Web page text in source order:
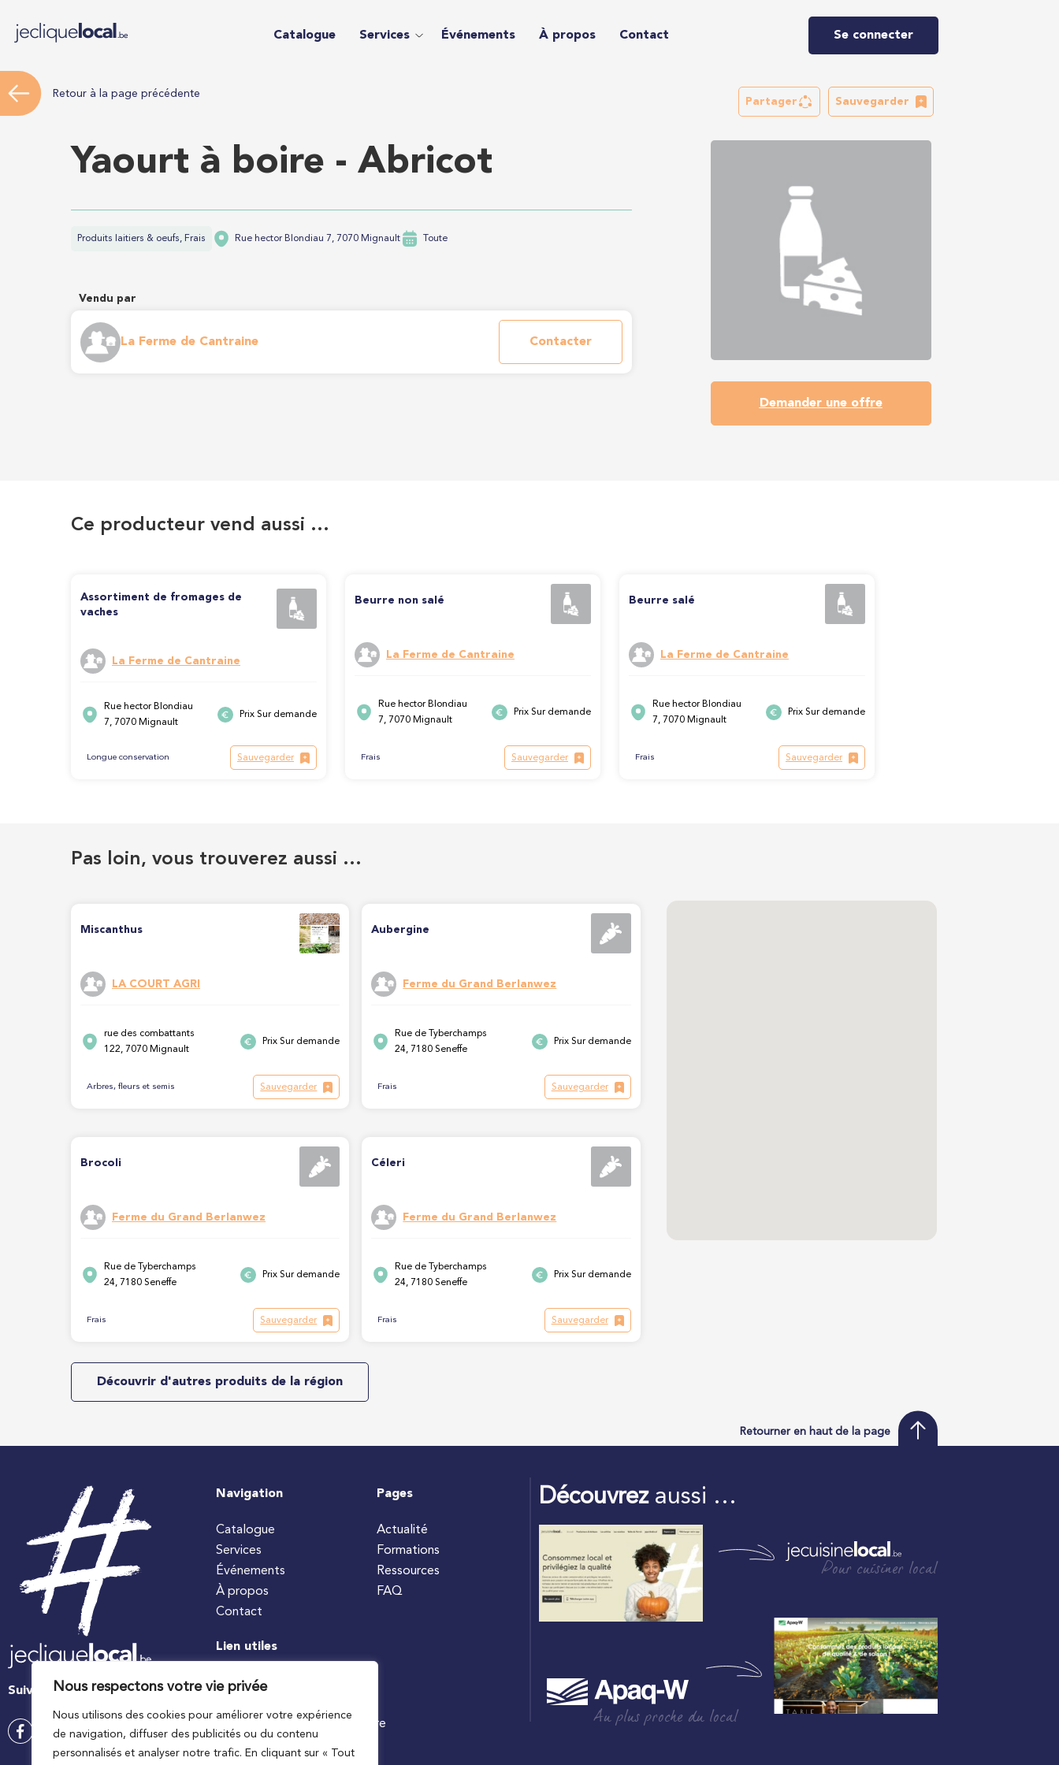
Nous respectons votre vie privée
Nous utilisons des cookies pour améliorer votre expérience
de navigation, diffuser des publicités ou du contenu
personnalisés et analyser notre trafic. En cliquant sur « Tout
Catalogue Services Événements À propos Contact Se connecter
Retour à la page précédente
Partager Sauvegarder
Yaourt à boire - Abricot
Produits laitiers & oeufs, Frais Rue hector Blondiau 7, 7070 Mignault Toute
Vendu par
La Ferme de Cantraine Contacter
Demander une offre
Ce producteur vend aussi …
Assortiment de fromages de
vaches
La Ferme de Cantraine
Rue hector Blondiau
7, 7070 Mignault
Prix Sur demande
Longue conservation Sauvegarder
Beurre non salé
La Ferme de Cantraine
Rue hector Blondiau
7, 7070 Mignault
Prix Sur demande
Frais Sauvegarder
Beurre salé
La Ferme de Cantraine
Rue hector Blondiau
7, 7070 Mignault
Prix Sur demande
Frais Sauvegarder
Pas loin, vous trouverez aussi …
Miscanthus
LA COURT AGRI
rue des combattants
122, 7070 Mignault
Prix Sur demande
Arbres, fleurs et semis Sauvegarder
Aubergine
Ferme du Grand Berlanwez
Rue de Tyberchamps
24, 7180 Seneffe
Prix Sur demande
Frais Sauvegarder
Brocoli
Ferme du Grand Berlanwez
Rue de Tyberchamps
24, 7180 Seneffe
Prix Sur demande
Frais Sauvegarder
Céleri
Ferme du Grand Berlanwez
Rue de Tyberchamps
24, 7180 Seneffe
Prix Sur demande
Frais Sauvegarder
Découvrir d'autres produits de la région
Retourner en haut de la page
Suivez-nous
Navigation
Catalogue
Services
Événements
À propos
Contact
Pages
Actualité
Formations
Ressources
FAQ
Lien utiles
#jecuisinelocal
Ministre wallon de l’agriculture
Découvrezaussi …
Pour cuisiner local
Au plus proche du local